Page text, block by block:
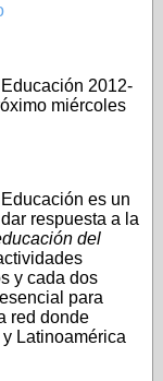
2012-
miércoles
es un
respuesta a la
del
y cada dos
para
red donde
Latinoamérica